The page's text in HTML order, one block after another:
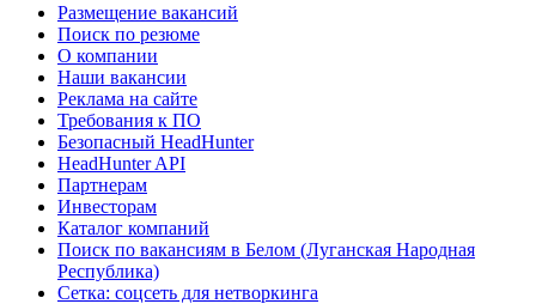
Размещение вакансий
Поиск по резюме
О компании
Наши вакансии
Реклама на сайте
Требования к ПО
Безопасный HeadHunter
HeadHunter API
Партнерам
Инвесторам
Каталог компаний
Поиск по вакансиям в Белом (Луганская Народная
Республика)
Сетка: соцсеть для нетворкинга